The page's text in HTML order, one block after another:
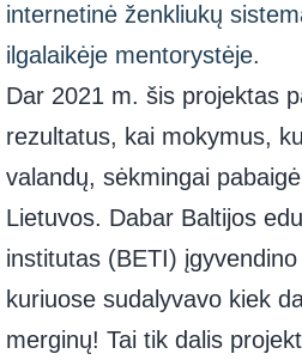
internetinė ženkliukų
ilgalaikėje mentorystėje.
Dar 2021 m. šis projektas
rezultatus, kai mokymus,
valandų, sėkmingai
Lietuvos. Dabar Baltijos
institutas (BETI)
kuriuose sudalyvavo kiek
merginų! Tai tik dalis